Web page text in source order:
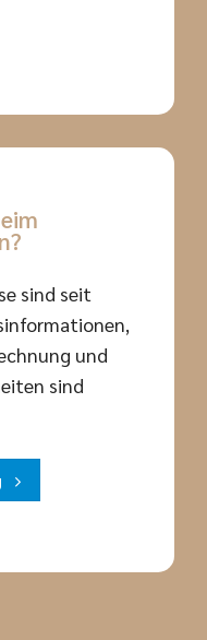
sind seit
und
sind